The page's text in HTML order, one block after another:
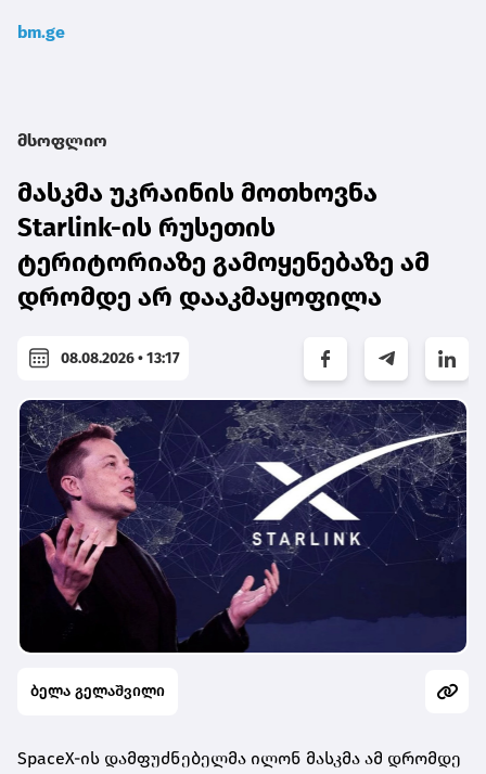
bm.ge
მსოფლიო
მასკმა უკრაინის მოთხოვნა
Starlink-ის რუსეთის
ტერიტორიაზე გამოყენებაზე ამ
დრომდე არ დააკმაყოფილა
08.08.2026 • 13:17
ბელა გელაშვილი
SpaceX-ის დამფუძნებელმა ილონ მასკმა ამ დრომდე